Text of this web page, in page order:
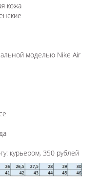
кожа
моделью Nike Air
курьером, 350 рублей